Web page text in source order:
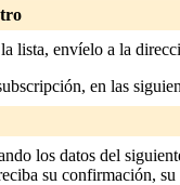
lista, envíelo a la
en las
los datos del
su confirmación,